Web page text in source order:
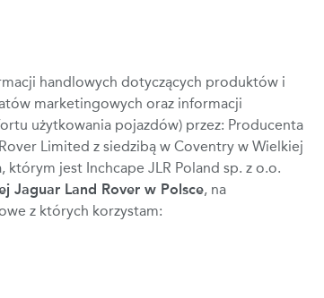
handlowych dotyczących produktów i
marketingowych oraz informacji
użytkowania pojazdów) przez: Producenta
Limited z siedzibą w Coventry w Wielkiej
jest Inchcape JLR Poland sp. z o.o.
Jaguar Land Rover w Polsce, na
z których korzystam: